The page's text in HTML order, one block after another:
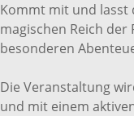
Kommt mit und lasst
magischen Reich der
besonderen
Die Veranstaltung
und mit einem